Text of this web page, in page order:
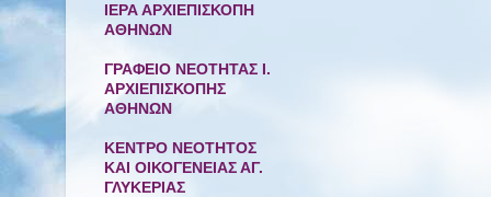
ΙΕΡΑ ΑΡΧΙΕΠΙΣΚΟΠΗ
ΑΘΗΝΩΝ
ΓΡΑΦΕΙΟ ΝΕΟΤΗΤΑΣ Ι.
ΑΡΧΙΕΠΙΣΚΟΠΗΣ
ΑΘΗΝΩΝ
ΚΕΝΤΡΟ ΝΕΟΤΗΤΟΣ
ΚΑΙ ΟΙΚΟΓΕΝΕΙΑΣ ΑΓ.
ΓΛΥΚΕΡΙΑΣ